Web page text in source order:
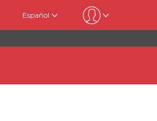
Español